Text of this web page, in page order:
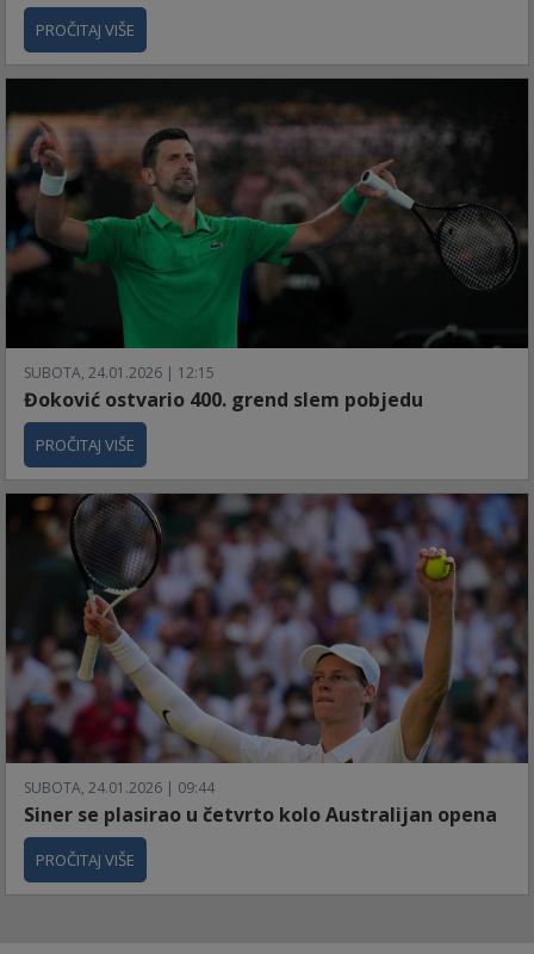
PROČITAJ VIŠE
SUBOTA, 24.01.2026 | 12:15
Đoković ostvario 400. grend slem pobjedu
PROČITAJ VIŠE
SUBOTA, 24.01.2026 | 09:44
Siner se plasirao u četvrto kolo Australijan opena
PROČITAJ VIŠE